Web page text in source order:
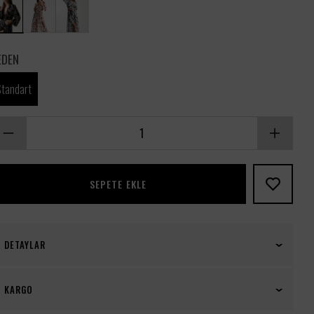
SEPETE EKLE
DETAYLAR
Exclusive Terra Flora Transparan Uzun Kimono
KARGO